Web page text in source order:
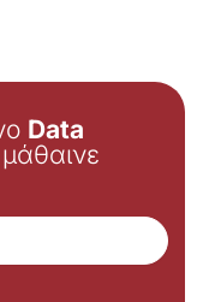
Data
μάθαινε